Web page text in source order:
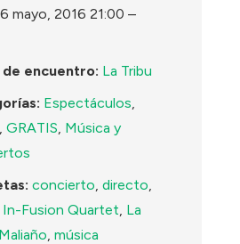
6 mayo, 2016 21:00 –
de encuentro: La Tribu
Espectáculos
,GRATIS Música y
concierto ,directo
In-Fusion Quartet La
Maliaño ,música